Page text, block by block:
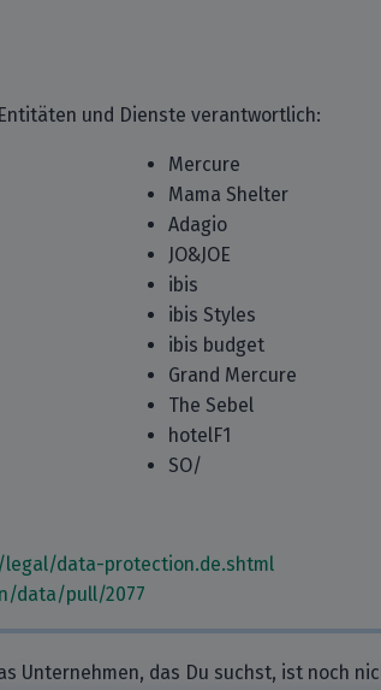
und Dienste verantwortlich:
Mercure
Mama Shelter
Adagio
JO&JOE
ibis
ibis Styles
ibis budget
Grand Mercure
The Sebel
hotelF1
SO/
data-protection.de.shtml
data/pull/2077
Unternehmen, das Du suchst, ist noch